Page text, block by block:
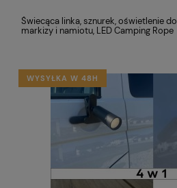
Świecąca linka, sznurek, oświetlenie do
markizy i namiotu, LED Camping Rope
WYSYŁKA W 48H